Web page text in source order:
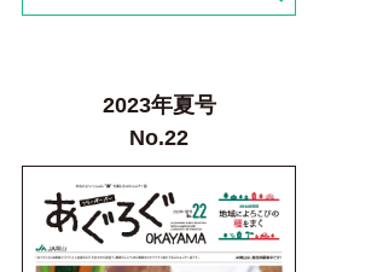
2023年夏号
No.22